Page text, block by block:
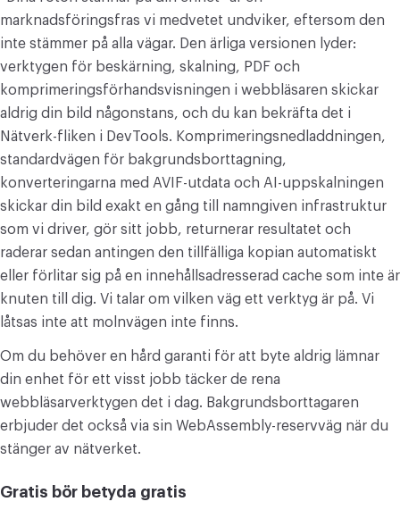
marknadsföringsfras vi medvetet undviker, eftersom den
inte stämmer på alla vägar. Den ärliga versionen lyder:
verktygen för beskärning, skalning, PDF och
komprimeringsförhandsvisningen i webbläsaren skickar
aldrig din bild någonstans, och du kan bekräfta det i
Nätverk-fliken i DevTools. Komprimeringsnedladdningen,
standardvägen för bakgrundsborttagning,
konverteringarna med AVIF-utdata och AI-uppskalningen
skickar din bild exakt en gång till namngiven infrastruktur
som vi driver, gör sitt jobb, returnerar resultatet och
raderar sedan antingen den tillfälliga kopian automatiskt
eller förlitar sig på en innehållsadresserad cache som inte är
knuten till dig. Vi talar om vilken väg ett verktyg är på. Vi
låtsas inte att molnvägen inte finns.
Om du behöver en hård garanti för att byte aldrig lämnar
din enhet för ett visst jobb täcker de rena
webbläsarverktygen det i dag. Bakgrundsborttagaren
erbjuder det också via sin WebAssembly-reservväg när du
stänger av nätverket.
Gratis bör betyda gratis